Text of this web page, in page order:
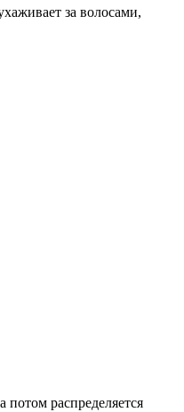
за волосами,
потом распределяется